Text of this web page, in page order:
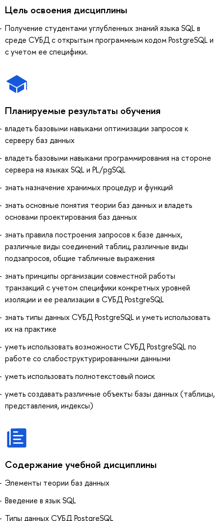
Цель освоения дисциплины
Получение студентами углубленных знаний языка SQL в
среде СУБД с открытым программным кодом PostgreSQL и
с учетом ее специфики.
Планируемые результаты обучения
владеть базовыми навыками оптимизации запросов к
серверу баз данных
владеть базовыми навыками программирования на стороне
сервера на языках SQL и PL/pgSQL
знать назначение хранимых процедур и функций
знать основные понятия теории баз данных и владеть
основами проектирования баз данных
знать правила построения запросов к базе данных,
различные виды соединений таблиц, различные виды
подзапросов, общие табличные выражения
знать принципы организации совместной работы
транзакций с учетом специфики конкретных уровней
изоляции и ее реализации в СУБД PostgreSQL
знать типы данных СУБД PostgreSQL и уметь использовать
их на практике
уметь использовать возможности СУБД PostgreSQL по
работе со слабоструктурированными данными
уметь использовать полнотекстовый поиск
уметь создавать различные объекты базы данных (таблицы,
представления, индексы)
Содержание учебной дисциплины
Элементы теории баз данных
Введение в язык SQL
Типы данных СУБД PostgreSQL